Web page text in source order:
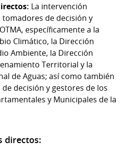
La intervención
tomadores de decisión y
específicamente a la
Climático, la Dirección
Ambiente, la Dirección
Territorial y la
de Aguas; así como también
decisión y gestores de los
y Municipales de la
directos: